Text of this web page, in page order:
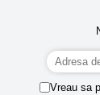
Vreau sa